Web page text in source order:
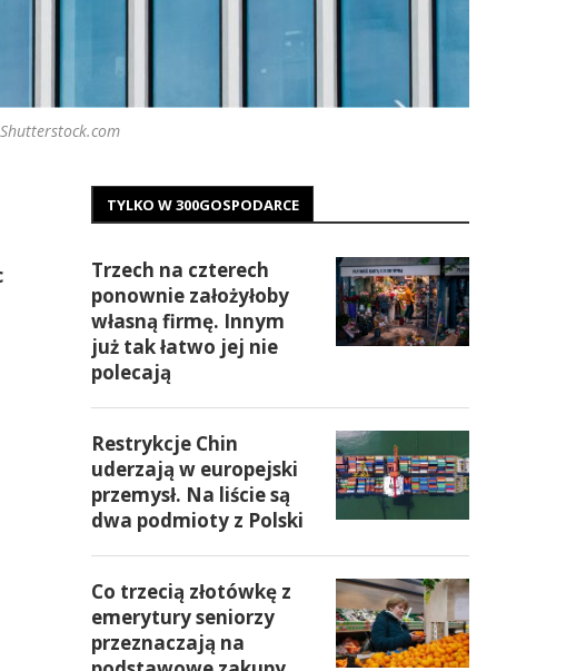
TYLKO W 300GOSPODARCE
Trzech na czterech
ponownie założyłoby
własną firmę. Innym
już tak łatwo jej nie
polecają
Restrykcje Chin
uderzają w europejski
przemysł. Na liście są
dwa podmioty z Polski
Co trzecią złotówkę z
emerytury seniorzy
przeznaczają na